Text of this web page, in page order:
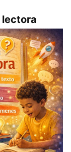
lectora